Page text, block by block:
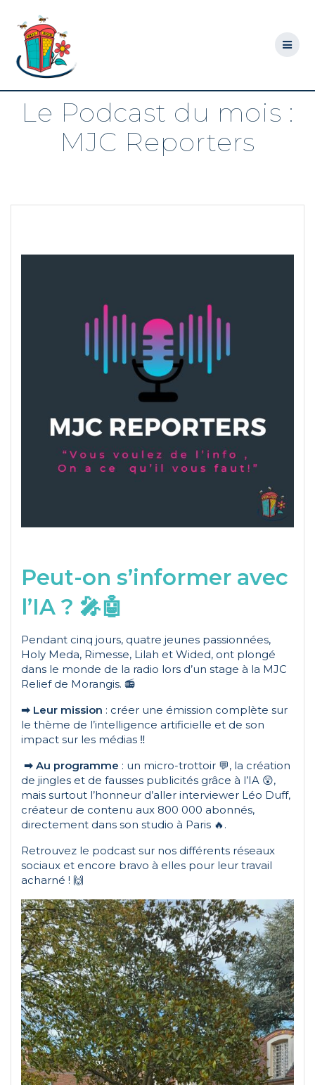
Le Podcast du mois :
MJC Reporters
Peut-on s’informer avec
l’IA ? 🎤🤖
Pendant cinq jours, quatre jeunes passionnées,
Holy Meda, Rimesse, Lilah et Wided, ont plongé
dans le monde de la radio lors d’un stage à la MJC
Relief de Morangis. 📻
➡ Leur mission : créer une émission complète sur
le thème de l’intelligence artificielle et de son
impact sur les médias ‼
➡ Au programme : un micro-trottoir 💬, la création
de jingles et de fausses publicités grâce à l’IA 😲,
mais surtout l’honneur d’aller interviewer Léo Duff,
créateur de contenu aux 800 000 abonnés,
directement dans son studio à Paris 🔥.
Retrouvez le podcast sur nos différents réseaux
sociaux et encore bravo à elles pour leur travail
acharné ! 🙌